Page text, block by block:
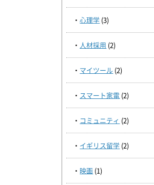
心理学 (3)
人材採用 (2)
マイツール (2)
スマート家電 (2)
コミュニティ (2)
イギリス留学 (2)
映画 (1)